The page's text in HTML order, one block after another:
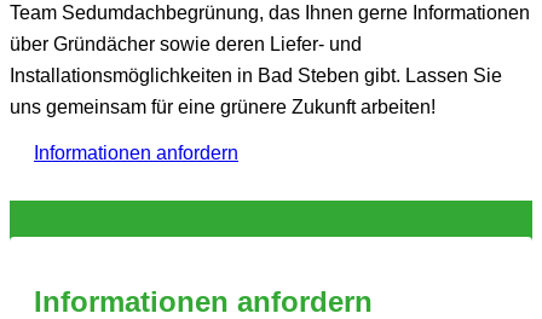
Team Sedumdachbegrünung, das Ihnen gerne Informationen
über Gründächer sowie deren Liefer- und
Installationsmöglichkeiten in Bad Steben gibt. Lassen Sie
uns gemeinsam für eine grünere Zukunft arbeiten!
Informationen anfordern
Informationen anfordern